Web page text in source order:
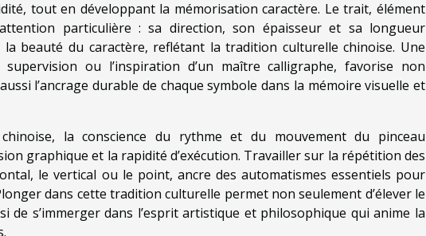
tout en développant la mémorisation caractère. Le trait, élément
particulière : sa direction, son épaisseur et sa longueur
beauté du caractère, reflétant la tradition culturelle chinoise. Une
ou l’inspiration d’un maître calligraphe, favorise non
l’ancrage durable de chaque symbole dans la mémoire visuelle et
la conscience du rythme et du mouvement du pinceau
graphique et la rapidité d’exécution. Travailler sur la répétition des
le vertical ou le point, ancre des automatismes essentiels pour
dans cette tradition culturelle permet non seulement d’élever le
de s’immerger dans l’esprit artistique et philosophique qui anime la